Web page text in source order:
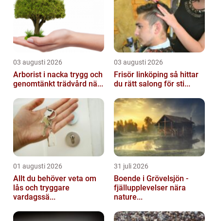
03 augusti 2026
Arborist i nacka trygg och
genomtänkt trädvård nä...
03 augusti 2026
Frisör linköping så hittar
du rätt salong för sti...
01 augusti 2026
Allt du behöver veta om
lås och tryggare
vardagssä...
31 juli 2026
Boende i Grövelsjön -
fjällupplevelser nära
nature...